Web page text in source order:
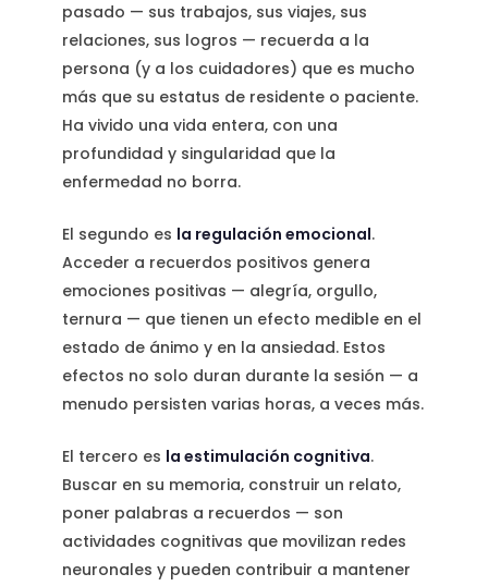
pasado — sus trabajos, sus viajes, sus
relaciones, sus logros — recuerda a la
persona (y a los cuidadores) que es mucho
más que su estatus de residente o paciente.
Ha vivido una vida entera, con una
profundidad y singularidad que la
enfermedad no borra.
El segundo es la regulación emocional.
Acceder a recuerdos positivos genera
emociones positivas — alegría, orgullo,
ternura — que tienen un efecto medible en el
estado de ánimo y en la ansiedad. Estos
efectos no solo duran durante la sesión — a
menudo persisten varias horas, a veces más.
El tercero es la estimulación cognitiva.
Buscar en su memoria, construir un relato,
poner palabras a recuerdos — son
actividades cognitivas que movilizan redes
neuronales y pueden contribuir a mantener